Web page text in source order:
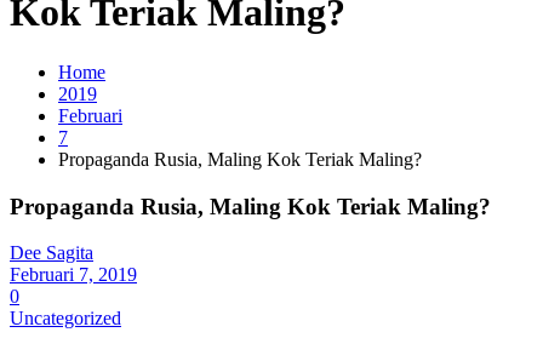
Kok Teriak Maling?
Home
2019
Februari
7
Propaganda Rusia, Maling Kok Teriak Maling?
Propaganda Rusia, Maling Kok Teriak Maling?
Dee Sagita
Februari 7, 2019
0
Uncategorized